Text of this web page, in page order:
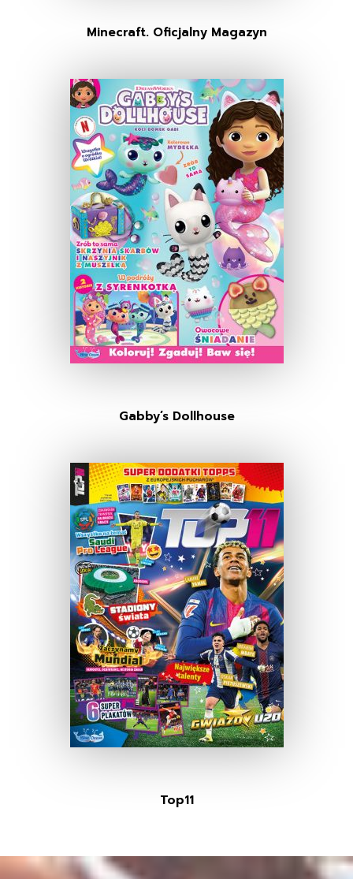
Minecraft. Oficjalny Magazyn
Gabby’s Dollhouse
Top11